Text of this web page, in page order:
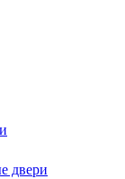
двери